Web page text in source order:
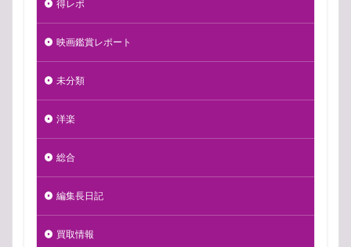
得レポ
映画鑑賞レポート
未分類
洋楽
総合
編集長日記
買取情報